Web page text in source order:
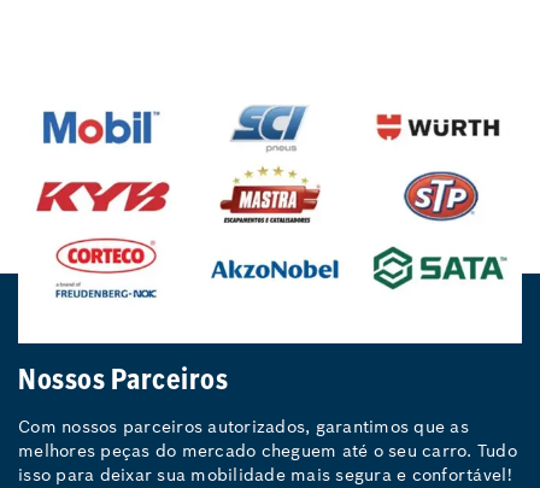
Nossos Parceiros
Com nossos parceiros autorizados, garantimos que as
melhores peças do mercado cheguem até o seu carro. Tudo
isso para deixar sua mobilidade mais segura e confortável!